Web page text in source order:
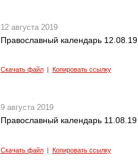
12 августа 2019
Православный календарь 12.08.19
Скачать файл| Копировать ссылку
9 августа 2019
Православный календарь 11.08.19
Скачать файл| Копировать ссылку